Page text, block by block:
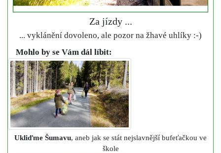
Za jízdy ...
... vyklánění dovoleno, ale pozor na žhavé uhlíky :-)
Mohlo by se Vám dál líbit:
Ukliďme Šumavu, aneb jak se stát nejslavnější bufeťačkou ve
škole